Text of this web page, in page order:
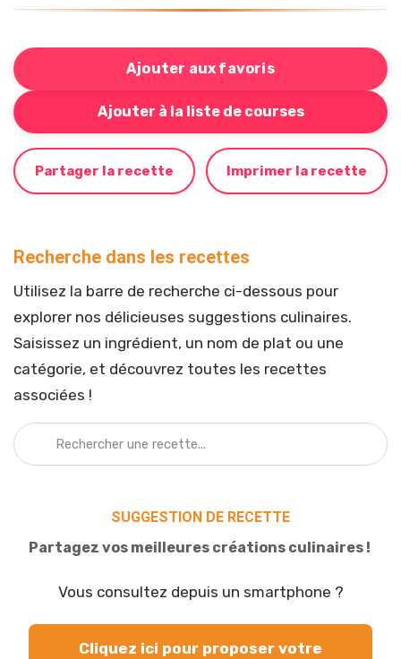
Ajouter aux favoris
Ajouter à la liste de courses
Bouton pour ajouter cette recette à votre liste de
Partager la recette Imprimer la recette
Recherche dans les recettes
Utilisez la barre de recherche ci-dessous pour
explorer nos délicieuses suggestions culinaires.
Saisissez un ingrédient, un nom de plat ou une
catégorie, et découvrez toutes les recettes
associées !
SUGGESTION DE RECETTE
Partagez vos meilleures créations culinaires !
Vous consultez depuis un smartphone ?
Cliquez ici pour proposer votre